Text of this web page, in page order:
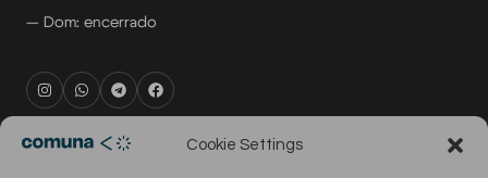
Cookie Settings
— Dom: encerrado
rental@comuna.pt